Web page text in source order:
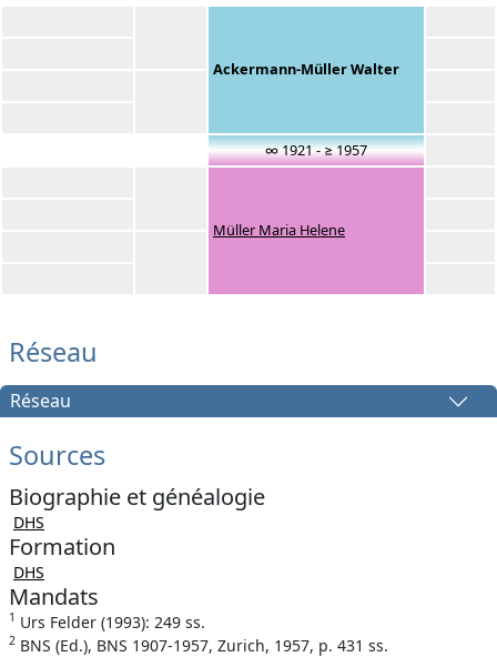
Ackermann-Müller Walter
∞ 1921 - ≥ 1957
Müller Maria Helene
Réseau
Réseau
Sources
Biographie et généalogie
DHS
Formation
DHS
Mandats
1 Urs Felder (1993): 249 ss.
2 BNS (Ed.), BNS 1907-1957, Zurich, 1957, p. 431 ss.